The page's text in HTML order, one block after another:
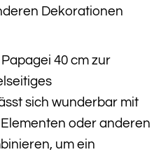
Dekorationen
40 cm zur
sich wunderbar mit
oder anderen
um ein